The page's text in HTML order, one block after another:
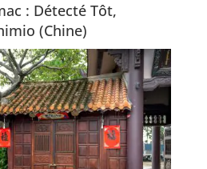
: Détecté Tôt,
(Chine)